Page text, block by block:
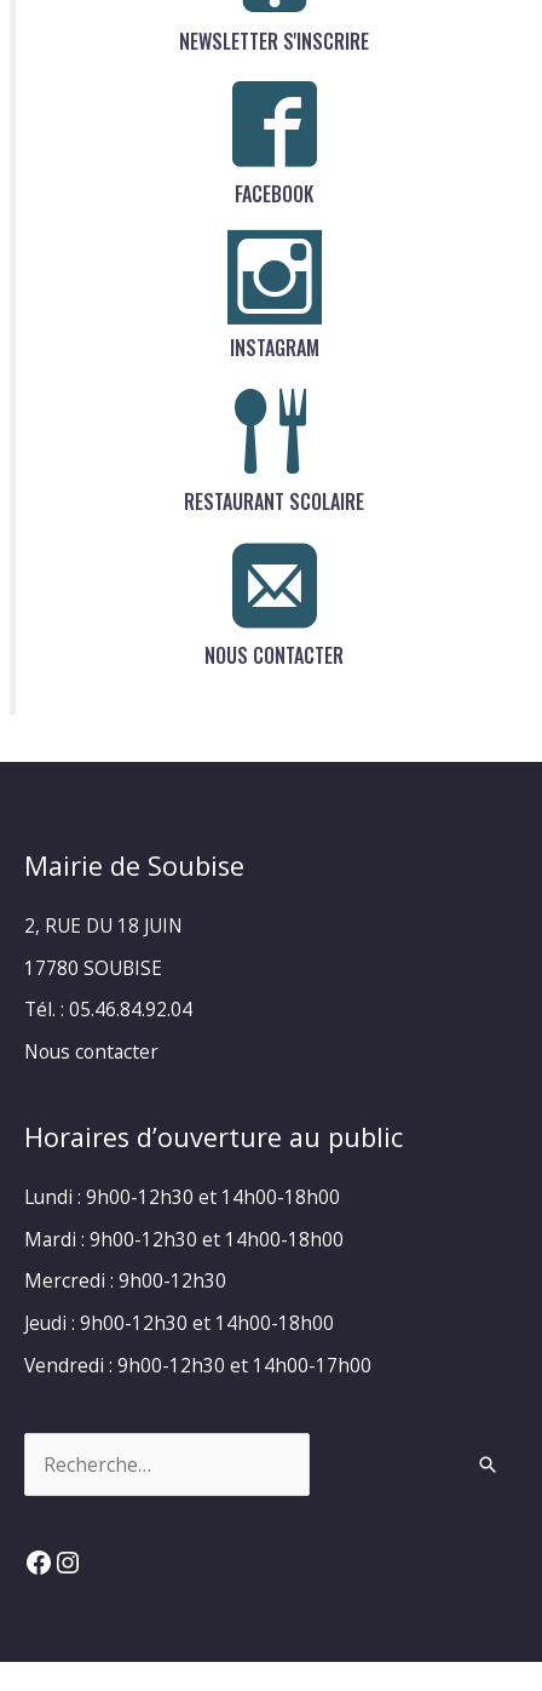
NEWSLETTER S'INSCRIRE
FACEBOOK
INSTAGRAM
RESTAURANT SCOLAIRE
NOUS CONTACTER
Mairie de Soubise
2, RUE DU 18 JUIN
17780 SOUBISE
Tél. : 05.46.84.92.04
Nous contacter
Horaires d’ouverture au public
Lundi : 9h00-12h30 et 14h00-18h00
Mardi : 9h00-12h30 et 14h00-18h00
Mercredi : 9h00-12h30
Jeudi : 9h00-12h30 et 14h00-18h00
Vendredi : 9h00-12h30 et 14h00-17h00
Facebook
Instagram